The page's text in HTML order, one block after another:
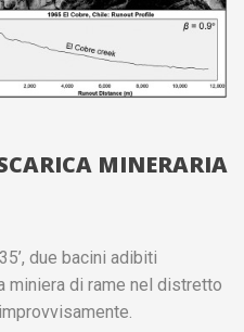
MINERARIA
due bacini adibiti
miniera di rame nel distretto